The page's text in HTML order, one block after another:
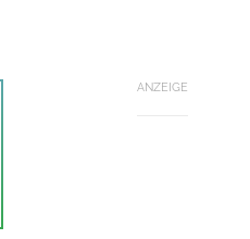
ANZEIGE